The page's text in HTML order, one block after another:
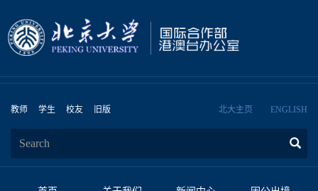
教师 学生 校友 旧版 北大主页 ENGLISH